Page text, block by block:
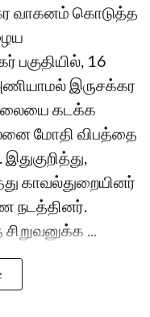
வாகனம் கொடுத்த
16
இருசக்கர
கடக்க
மோதி விபத்தை
காவல்துறையினர்
நடத்தினர்.
...